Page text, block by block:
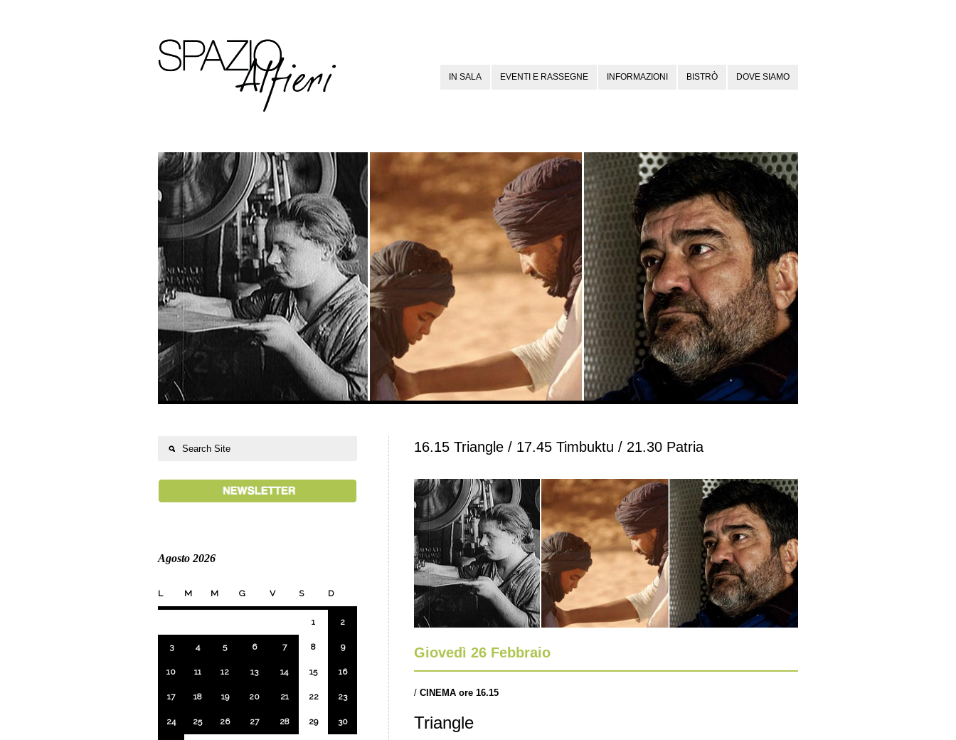
IN SALA EVENTI E RASSEGNE INFORMAZIONI BISTRÒ DOVE SIAMO
16.15 Triangle / 17.45 Timbuktu / 21.30 Patria
Giovedì 26 Febbraio
/ CINEMA ore 16.15
Triangle
Agosto 2026
L M M G V S D
1 2
3 4 5 6 7 8 9
10 11 12 13 14 15 16
17 18 19 20 21 22 23
24 25 26 27 28 29 30